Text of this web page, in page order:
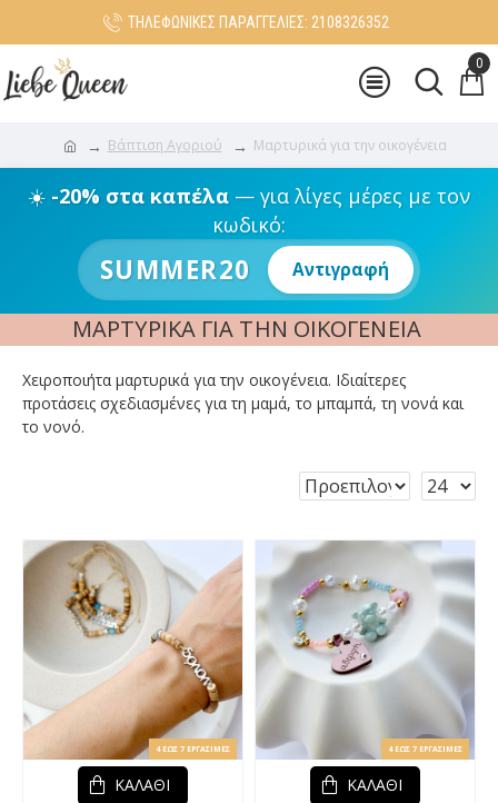
ΤΗΛΕΦΩΝΙΚΕΣ ΠΑΡΑΓΓΕΛΙΕΣ: 2108326352
0
Βάπτιση Αγοριού Μαρτυρικά για την οικογένεια
☀️ -20% στα καπέλα— για λίγες μέρες με τον
κωδικό:
SUMMER20 Αντιγραφή
ΜΑΡΤΥΡΙΚΆ ΓΙΑ ΤΗΝ ΟΙΚΟΓΈΝΕΙΑ
Χειροποιήτα μαρτυρικά για την οικογένεια. Ιδιαίτερες
προτάσεις σχεδιασμένες για τη μαμά, το μπαμπά, τη νονά και
το νονό.
4 ΈΩΣ 7 ΕΡΓΆΣΙΜΕΣ
ΚΑΛΆΘΙ
4 ΈΩΣ 7 ΕΡΓΆΣΙΜΕΣ
ΚΑΛΆΘΙ